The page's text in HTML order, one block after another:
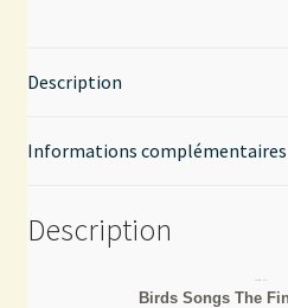
Description
Informations complémentaires
Description
Birds Songs The